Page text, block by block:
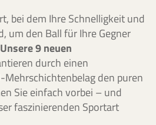
bei dem Ihre Schnelligkeit und
um den Ball für Ihre Gegner
Unsere 9 neuen
durch einen
den puren
Sie einfach vorbei – und
faszinierenden Sportart